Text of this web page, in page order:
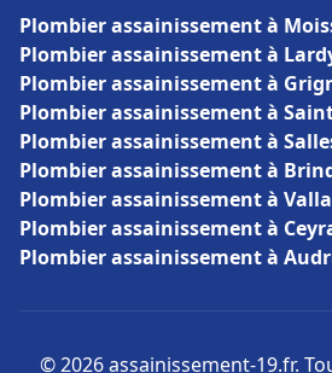
Plombier assainissement à
Plombier assainissement à
Plombier assainissement à
Plombier assainissement à
Plombier assainissement à
Plombier assainissement à
Plombier assainissement à
Plombier assainissement à
Plombier assainissement à
© 2026 assainissement-19.fr.